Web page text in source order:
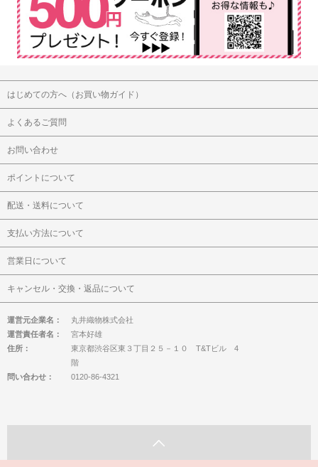
はじめての方へ（お買い物ガイド）
よくあるご質問
お問い合わせ
ポイントについて
配送・送料について
支払い方法について
営業日について
キャンセル・交換・返品について
運営元企業名：
丸井織物株式会社
運営責任者名：
宮本好雄
住所：
東京都渋谷区東３丁目２５－１０ T&Tビル 4
階
問い合わせ：
0120-86-4321